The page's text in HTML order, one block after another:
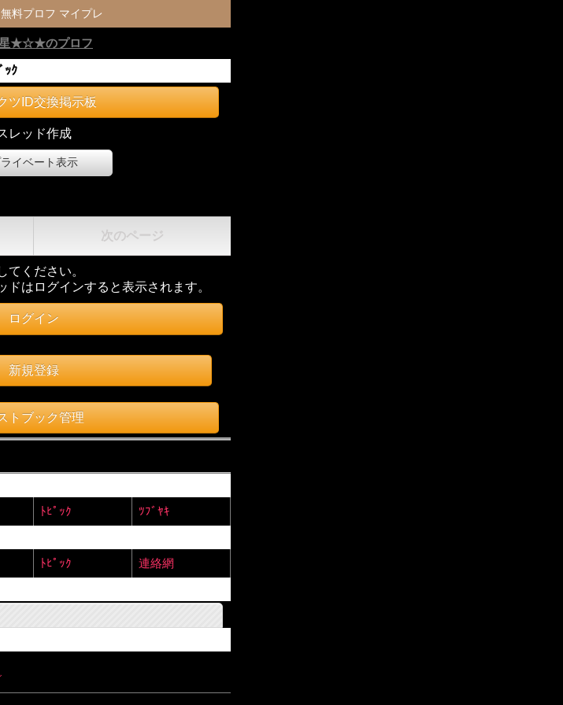
無料プロフ マイプレ
★☆★のプロフ
ｸ
ツID交換掲示板
レッド作成
次のページ
てください。
ドはログインすると表示されます。
新規登録
トブック管理
ﾄﾋﾟｯｸ
ﾂﾌﾞﾔｷ
ﾄﾋﾟｯｸ
連絡網